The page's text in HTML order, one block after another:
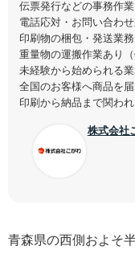
伝票発行などの事務作業
電話応対・お問い合わ
印刷物の梱包・発送業務
重量物の運搬作業あり
未経験から始められる
全国のお客様へ商品を
印刷から納品まで関わ
株式会社
青森県の西側およそ